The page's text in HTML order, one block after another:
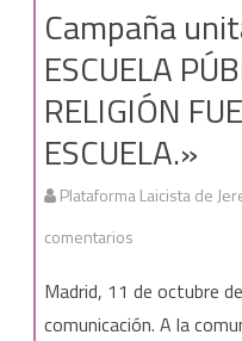
Campaña
ESCUELA
RELIGIÓN
ESCUELA.»
Plataforma Laicista de
comentarios
unitaria
Madrid, 11 de octubre
comunicación. A la